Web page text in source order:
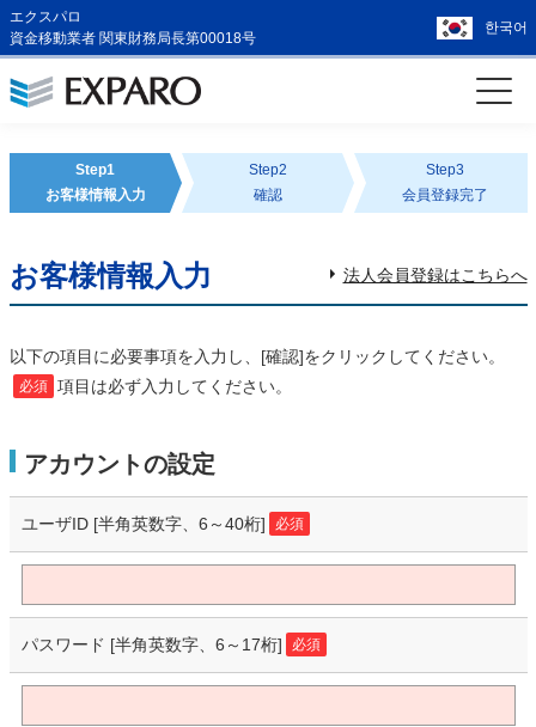
エクスパロ
資金移動業者 関東財務局長第00018号
한국어
Step1
お客様情報入力
Step2
確認
Step3
会員登録完了
お客様情報入力 法人会員登録はこちらへ
以下の項目に必要事項を入力し、[確認]をクリックしてください。
必須 項目は必ず入力してください。
アカウントの設定
ユーザID[半角英数字、6～40桁] 必須
パスワード [半角英数字、6～17桁] 必須